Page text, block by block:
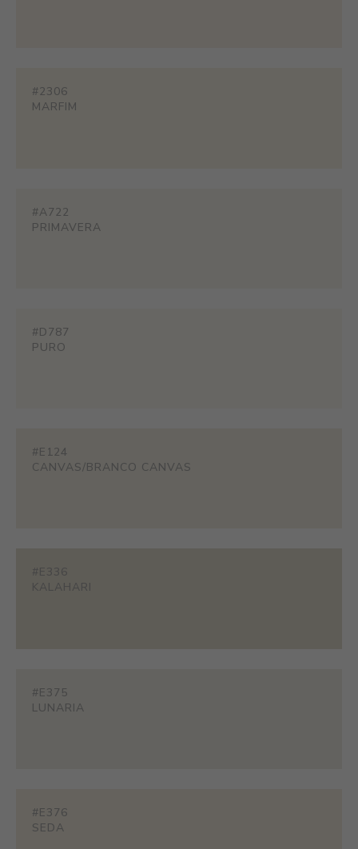
#2306
MARFIM
#A722
PRIMAVERA
#D787
PURO
#E124
CANVAS/BRANCO CANVAS
#E336
KALAHARI
#E375
LUNARIA
#E376
SEDA